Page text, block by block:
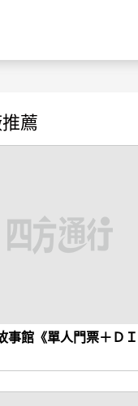
薦
事館《單人門票＋Ｄ